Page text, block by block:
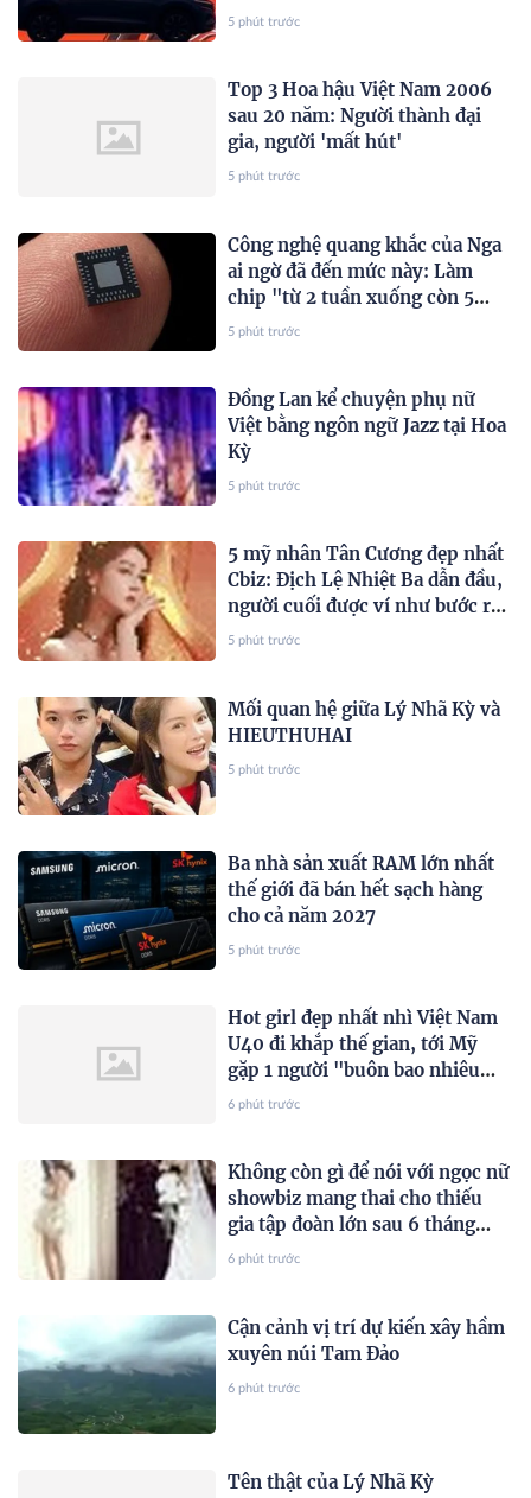
xe Việt Nam
5 phút trước
Top 3 Hoa hậu Việt Nam 2006
sau 20 năm: Người thành đại
gia, người 'mất hút'
5 phút trước
Công nghệ quang khắc của Nga
ai ngờ đã đến mức này: Làm
chip "từ 2 tuần xuống còn 5
phút", lập kỷ lục thế giới
5 phút trước
Đồng Lan kể chuyện phụ nữ
Việt bằng ngôn ngữ Jazz tại Hoa
Kỳ
5 phút trước
5 mỹ nhân Tân Cương đẹp nhất
Cbiz: Địch Lệ Nhiệt Ba dẫn đầu,
người cuối được ví như bước ra
từ bích họa
5 phút trước
Mối quan hệ giữa Lý Nhã Kỳ và
HIEUTHUHAI
5 phút trước
Ba nhà sản xuất RAM lớn nhất
thế giới đã bán hết sạch hàng
cho cả năm 2027
5 phút trước
Hot girl đẹp nhất nhì Việt Nam
U40 đi khắp thế gian, tới Mỹ
gặp 1 người "buôn bao nhiêu
chuyện"
6 phút trước
Không còn gì để nói với ngọc nữ
showbiz mang thai cho thiếu
gia tập đoàn lớn sau 6 tháng
cưới
6 phút trước
Cận cảnh vị trí dự kiến xây hầm
xuyên núi Tam Đảo
6 phút trước
Tên thật của Lý Nhã Kỳ